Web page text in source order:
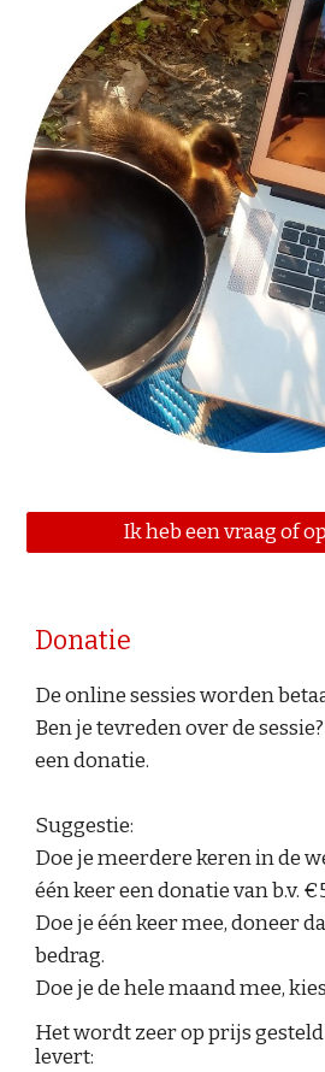
Ik heb een vraag of
Donatie
De online sessies worden
Ben je tevreden over de
een donatie.
Suggestie:
Doe je meerdere keren in de
één keer een donatie van b.v. €
Doe je één keer mee, doneer
bedrag.
Doe je de hele maand mee,
Het wordt zeer op prijs
levert: